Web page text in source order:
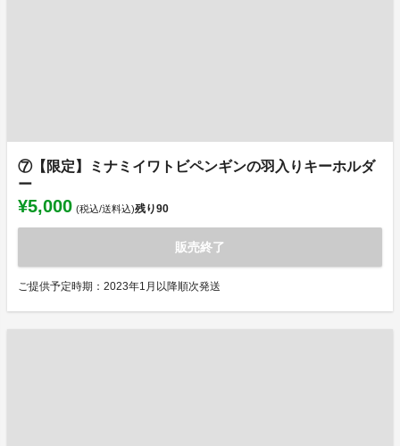
⑦【限定】ミナミイワトビペンギンの羽入りキーホルダ
ー
¥5,000 (税込/送料込)残り90
販売終了
ご提供予定時期：2023年1月以降順次発送